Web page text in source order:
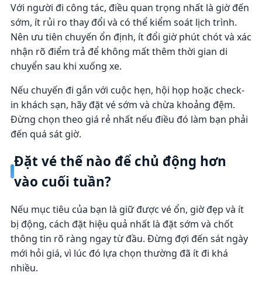
Với người đi công tác, điều quan trọng nhất là giờ đến
sớm, ít rủi ro thay đổi và có thể kiểm soát lịch trình.
Nên ưu tiên chuyến ổn định, ít đổi giờ phút chót và xác
nhận rõ điểm trả để không mất thêm thời gian di
chuyển sau khi xuống xe.
Nếu chuyến đi gắn với cuộc hẹn, hội họp hoặc check-
in khách sạn, hãy đặt vé sớm và chừa khoảng đệm.
Đừng chọn theo giá rẻ nhất nếu điều đó làm bạn phải
đến quá sát giờ.
Đặt vé thế nào để chủ động hơn
vào cuối tuần?
Nếu mục tiêu của bạn là giữ được vé ổn, giờ đẹp và ít
bị động, cách đặt hiệu quả nhất là đặt sớm và chốt
thông tin rõ ràng ngay từ đầu. Đừng đợi đến sát ngày
mới hỏi giá, vì lúc đó lựa chọn thường đã ít đi khá
nhiều.